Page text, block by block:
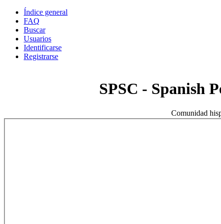
Índice general
FAQ
Buscar
Usuarios
Identificarse
Registrarse
SPSC - Spanish
Comunidad